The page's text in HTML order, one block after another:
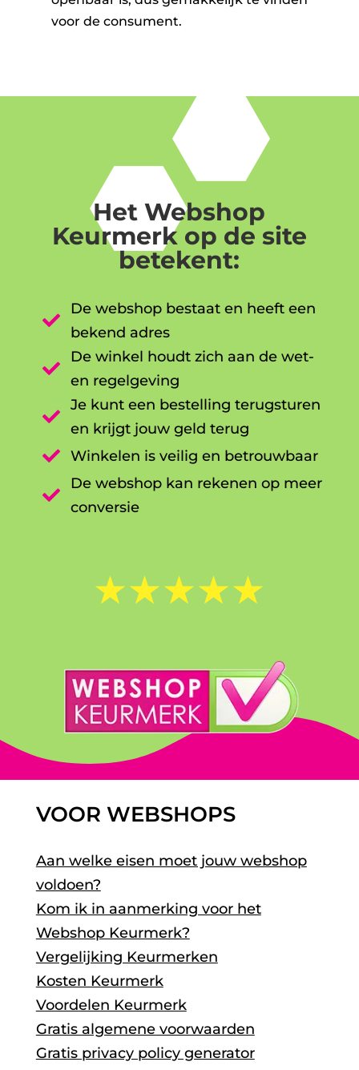
voor de consument.
Het Webshop
Keurmerk op de site
betekent:

De webshop bestaat en heeft een
bekend adres

De winkel houdt zich aan de wet-
en regelgeving

Je kunt een bestelling terugsturen
en krijgt jouw geld terug

Winkelen is veilig en betrouwbaar

De webshop kan rekenen op meer
conversie
☆☆☆☆☆
VOOR WEBSHOPS
Aan welke eisen moet jouw webshop
voldoen?
Kom ik in aanmerking voor het
Webshop Keurmerk?
Vergelijking Keurmerken
Kosten Keurmerk
Voordelen Keurmerk
Gratis algemene voorwaarden
Gratis privacy policy generator